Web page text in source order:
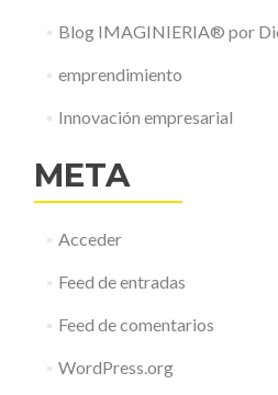
Blog IMAGINIERIA® por
emprendimiento
Innovación empresarial
META
Acceder
Feed de entradas
Feed de comentarios
WordPress.org